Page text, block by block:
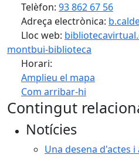
Telèfon: 93 862 67 56
Adreça electrònica:
Lloc web:
montbui-biblioteca
Horari:
Amplieu el mapa
Com arribar-hi
+
Contingut
Notícies
Una desena d'actes